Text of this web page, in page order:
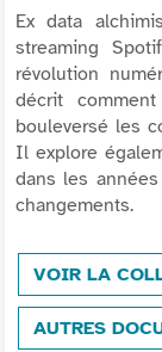
Ex data
streaming
révolution
décrit
bouleversé les
Il explore
dans les
changements.
VOIR LA
AUTRES